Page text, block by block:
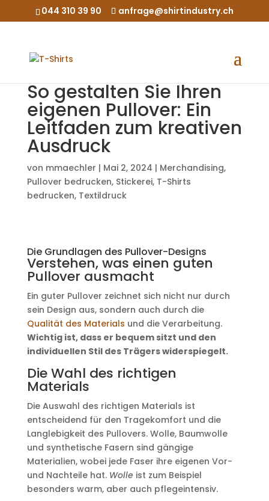
044 310 39 90 anfrage@shirtindustry.ch
So gestalten Sie Ihren
eigenen Pullover: Ein
Leitfaden zum kreativen
Ausdruck
von mmaechler | Mai 2, 2024 | Merchandising,
Pullover bedrucken, Stickerei, T-Shirts
bedrucken, Textildruck
Die Grundlagen des Pullover-Designs
Verstehen, was einen guten
Pullover ausmacht
Ein guter Pullover zeichnet sich nicht nur durch
sein Design aus, sondern auch durch die
Qualität des Materials und die Verarbeitung.
Wichtig ist, dass er bequem sitzt und den
individuellen Stil des Trägers widerspiegelt.
Die Wahl des richtigen
Materials
Die Auswahl des richtigen Materials ist
entscheidend für den Tragekomfort und die
Langlebigkeit des Pullovers. Wolle, Baumwolle
und synthetische Fasern sind gängige
Materialien, wobei jede Faser ihre eigenen Vor-
und Nachteile hat. Wolle ist zum Beispiel
besonders warm, aber auch pflegeintensiv.